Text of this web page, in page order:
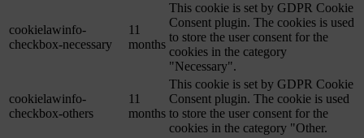
cookielawinfo-
checkbox-necessary
11
months
This cookie is set by GDPR Cookie
Consent plugin. The cookies is used
to store the user consent for the
cookies in the category
"Necessary".
cookielawinfo-
checkbox-others
11
months
This cookie is set by GDPR Cookie
Consent plugin. The cookie is used
to store the user consent for the
cookies in the category "Other.